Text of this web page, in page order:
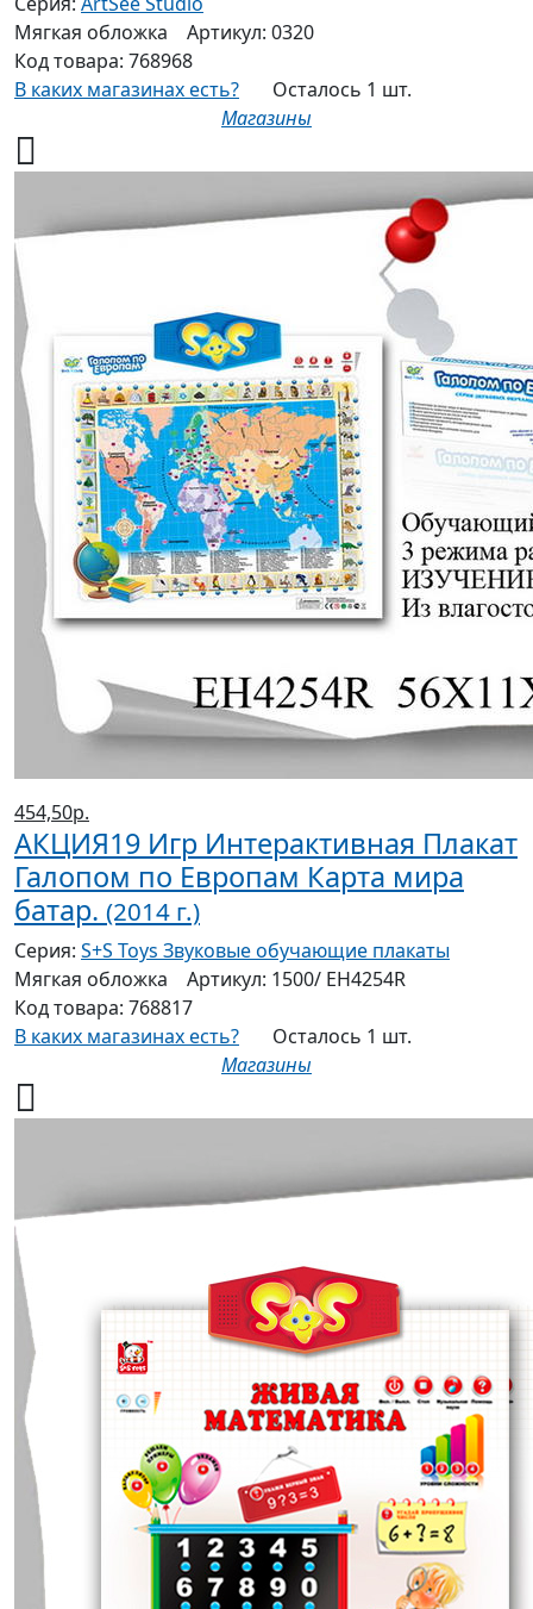
Мягкая обложка Артикул: 0320
Код товара: 768968
В каких магазинах есть?
Осталось 1 шт.
Магазины
454,50р.
АКЦИЯ19 Игр Интерактивная Плакат
Галопом по Европам Карта мира
батар. (2014 г.)
Серия: S+S Toys Звуковые обучающие плакаты
Мягкая обложка Артикул: 1500/ ЕН4254R
Код товара: 768817
В каких магазинах есть?
Осталось 1 шт.
Магазины